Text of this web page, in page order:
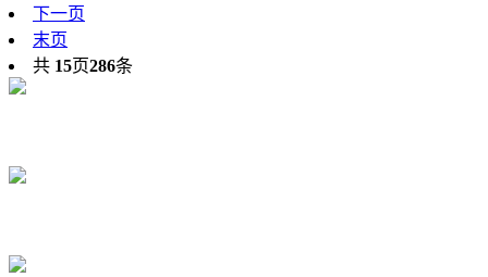
下一页
末页
共 15页286条